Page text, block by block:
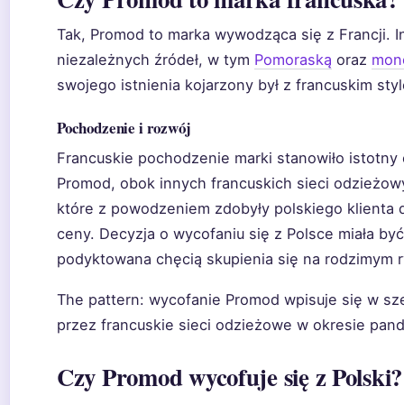
Tak, Promod to marka wywodząca się z
niezależnych źródeł, w tym Pomoraską oraz
swojego istnienia kojarzony był z francuskim
Pochodzenie i rozwój
Francuskie pochodzenie marki stanowiło
Promod, obok innych francuskich sieci
które z powodzeniem zdobyły polskiego klienta
ceny. Decyzja o wycofaniu się z Polsce miała
podyktowana chęcią skupienia się na rodzimym
The pattern: wycofanie Promod wpisuje się w
przez francuskie sieci odzieżowe w okresie
Czy Promod wycofuje się z Polski?